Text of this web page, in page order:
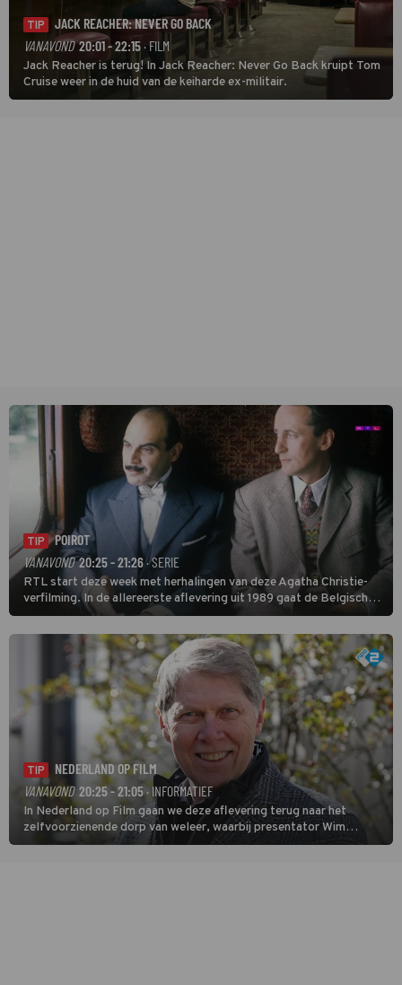
TIP
JACK REACHER: NEVER GO BACK
VANAVOND 20:01 - 22:15· FILM
Jack Reacher is terug! In Jack Reacher: Never Go Back kruipt Tom
Cruise weer in de huid van de keiharde ex-militair.
TIP
POIROT
VANAVOND 20:25 - 21:26 · SERIE
RTL start deze week met herhalingen van deze Agatha Christie-
verfilming. In de allereerste aflevering uit 1989 gaat de Belgische
speurder op zoek naar een vermiste kok. Poirot raakt al snel
verwikkeld in een moordzaak. (HH)
TIP
NEDERLAND OP FILM
VANAVOND 20:25 - 21:05· INFORMATIEF
In Nederland op Film gaan we deze aflevering terug naar het
zelfvoorzienende dorp van weleer, waarbij presentator Wim
Daniëls de kijkers meeneemt op reis door de tijd aan de hand van